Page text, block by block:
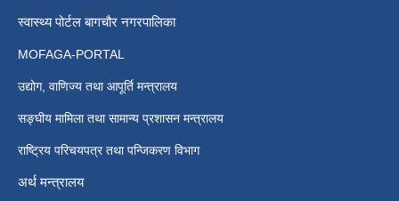
स्वास्थ्य पोर्टल बागचौर नगरपालिका
MOFAGA-PORTAL
उद्योग, वाणिज्य तथा आपूर्ति मन्त्रालय
सङ्घीय मामिला तथा सामान्य प्रशासन मन्त्रालय
राष्ट्रिय परिचयपत्र तथा पन्जिकरण विभाग
अर्थ मन्त्रालय